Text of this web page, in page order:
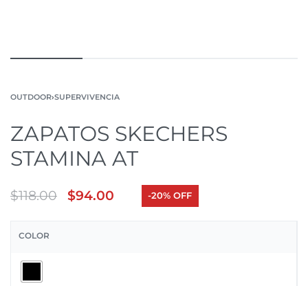
OUTDOOR›SUPERVIVENCIA
ZAPATOS SKECHERS
STAMINA AT
$118.00 $94.00 -20% OFF
COLOR